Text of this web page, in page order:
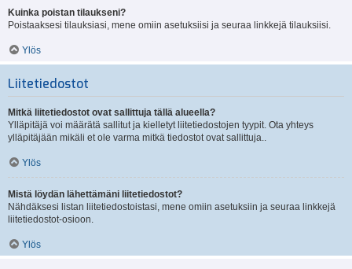
Kuinka poistan tilaukseni?
Poistaaksesi tilauksiasi, mene omiin asetuksiisi ja seuraa linkkejä tilauksiisi.
Ylös
Liitetiedostot
Mitkä liitetiedostot ovat sallittuja tällä alueella?
Ylläpitäjä voi määrätä sallitut ja kielletyt liitetiedostojen tyypit. Ota yhteys
ylläpitäjään mikäli et ole varma mitkä tiedostot ovat sallittuja..
Ylös
Mistä löydän lähettämäni liitetiedostot?
Nähdäksesi listan liitetiedostoistasi, mene omiin asetuksiin ja seuraa linkkejä
liitetiedostot-osioon.
Ylös